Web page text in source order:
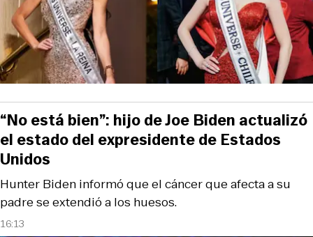
16:13
Hunter Biden informó que el cáncer que afecta a su
padre se extendió a los huesos.
“No está bien”: hijo de Joe Biden actualizó
el estado del expresidente de Estados
Unidos